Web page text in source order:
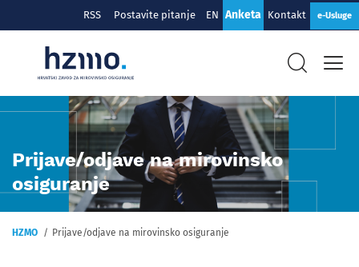
RSS Postavite pitanje EN Anketa Kontakt e-Usluge
Prijave/odjave na mirovinsko
osiguranje
HZMO Prijave/odjave na mirovinsko osiguranje